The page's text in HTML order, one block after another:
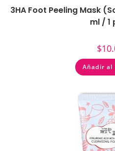
3HA Foot Peeling Mask
ml / 1
$
Añadir